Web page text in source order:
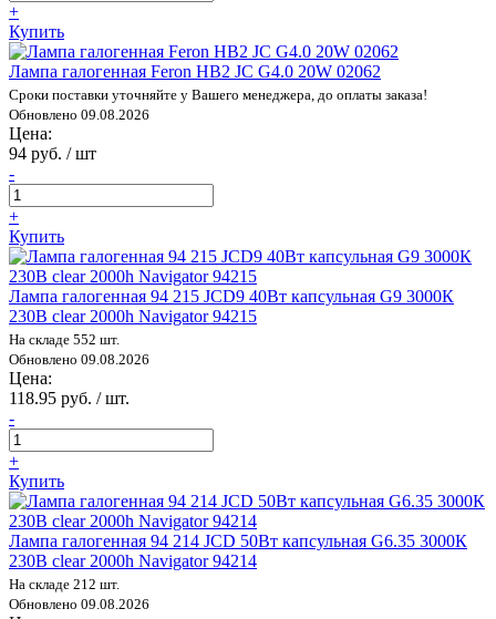
+
Купить
Лампа галогенная Feron HB2 JC G4.0 20W 02062
Сроки поставки уточняйте у Вашего менеджера, до оплаты заказа!
Обновлено 09.08.2026
Цена:
94 руб. / шт
-
+
Купить
Лампа галогенная 94 215 JCD9 40Вт капсульная G9 3000К
230В clear 2000h Navigator 94215
На складе 552 шт.
Обновлено 09.08.2026
Цена:
118.95 руб. / шт.
-
+
Купить
Лампа галогенная 94 214 JCD 50Вт капсульная G6.35 3000К
230В clear 2000h Navigator 94214
На складе 212 шт.
Обновлено 09.08.2026